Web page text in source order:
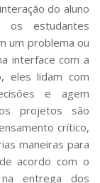
do aluno
os estudantes
um problema ou
interface com a
eles lidam com
e agem
projetos são
crítico,
maneiras para
acordo com o
entrega dos